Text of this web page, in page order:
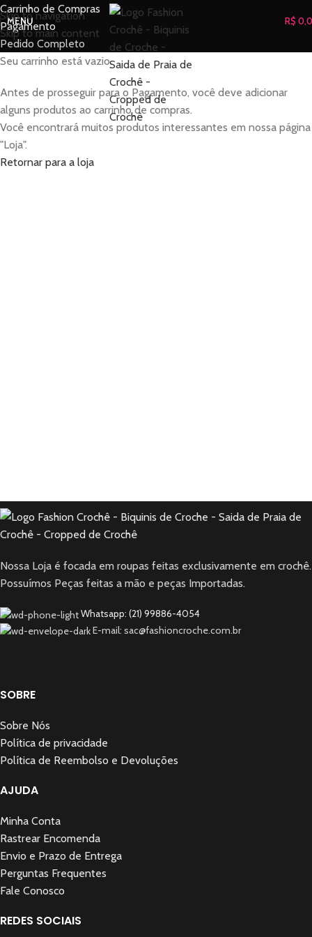
Skip to navigation
Skip to main content
MENU R$
Carrinho de Compras
Pagamento
Pedido Completo
Seu carrinho está vazio.
Antes de prosseguir para o Pagamento, você deve adicionar
alguns produtos ao carrinho de compras.
Você encontrará muitos produtos interessantes em nossa página
"Loja".
Retornar para a loja
Nossa Loja é focada em roupas feitas exclusivamente em crochê.
Possuímos Peças feitas a mão e peças Importadas.
Whatsapp: (21) 99886-4054
E-mail: sac@fashioncroche.com.br
SOBRE
Sobre Nós
Política de privacidade
Política de Reembolso e Devoluções
AJUDA
Minha Conta
Rastrear Encomenda
Envio e Prazo de Entrega
Perguntas Frequentes
Fale Conosco
REDES SOCIAIS